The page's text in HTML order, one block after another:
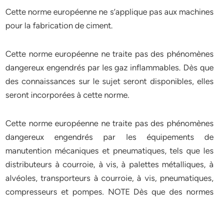
Cette norme européenne ne s’applique pas aux machines
pour la fabrication de ciment.
Cette norme européenne ne traite pas des phénomènes
dangereux engendrés par les gaz inflammables. Dès que
des connaissances sur le sujet seront disponibles, elles
seront incorporées à cette norme.
Cette norme européenne ne traite pas des phénomènes
dangereux engendrés par les équipements de
manutention mécaniques et pneumatiques, tels que les
distributeurs à courroie, à vis, à palettes métalliques, à
alvéoles, transporteurs à courroie, à vis, pneumatiques,
compresseurs et pompes. NOTE Dès que des normes